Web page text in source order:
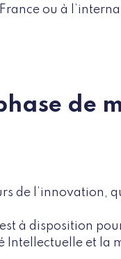
ou à
de
de l’innovation,
à disposition
Intellectuelle et la